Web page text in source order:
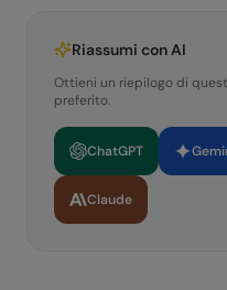
Riassumi con AI
Ottieni un riepilogo di
preferito.
ChatGPT
Claude